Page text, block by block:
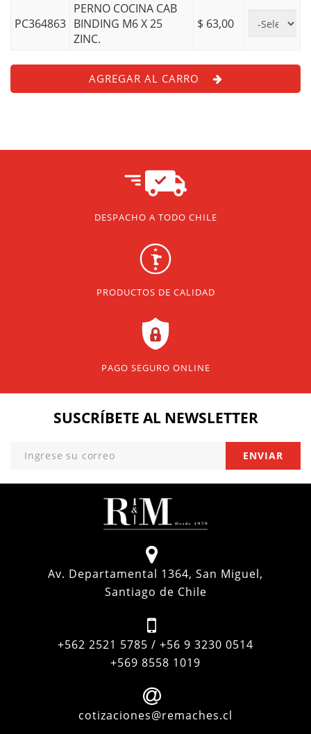
PC364863
PERNO COCINA CAB
BINDING M6 X 25
ZINC.
$ 63,00
AGREGAR AL CARRO
DESPACHO A TODO CHILE
PRODUCTOS DE CALIDAD
PAGO SEGURO ONLINE
SUSCRÍBETE AL NEWSLETTER
Av. Departamental 1364, San Miguel,
Santiago de Chile
+562 2521 5785 / +56 9 3230 0514
+569 8558 1019
cotizaciones@remaches.cl